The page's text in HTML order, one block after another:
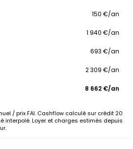
150 €/an
1 940 €/an
693 €/an
2 309 €/an
8 662 €/an
/ prix FAI. Cashflow calculé sur crédit 20
interpolé. Loyer et charges estimés depuis